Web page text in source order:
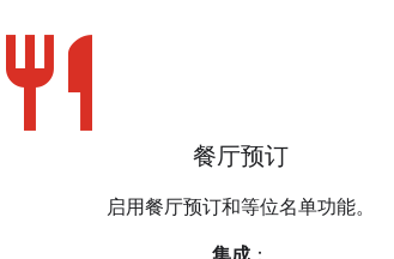
restaurant
餐厅预订
启用餐厅预订和等位名单功能。